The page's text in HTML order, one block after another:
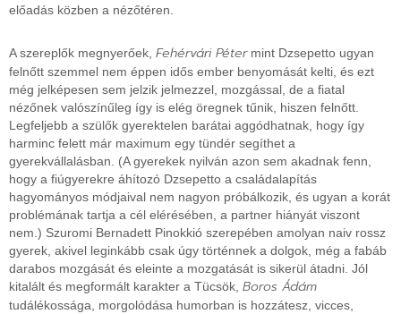
előadás közben a nézőtéren.
A szereplők megnyerőek, Fehérvári Pétermint Dzsepetto ugyan
felnőtt szemmel nem éppen idős ember benyomását kelti, és ezt
még jelképesen sem jelzik jelmezzel, mozgással, de a fiatal
nézőnek valószínűleg így is elég öregnek tűnik, hiszen felnőtt.
Legfeljebb a szülők gyerektelen barátai aggódhatnak, hogy így
harminc felett már maximum egy tündér segíthet a
gyerekvállalásban. (A gyerekek nyilván azon sem akadnak fenn,
hogy a fiúgyerekre áhítozó Dzsepetto a családalapítás
hagyományos módjaival nem nagyon próbálkozik, és ugyan a korát
problémának tartja a cél elérésében, a partner hiányát viszont
nem.) Szuromi Bernadett Pinokkió szerepében amolyan naiv rossz
gyerek, akivel leginkább csak úgy történnek a dolgok, még a fabáb
darabos mozgását és eleinte a mozgatását is sikerül átadni. Jól
kitalált és megformált karakter a Tücsök, Boros Ádám
tudálékossága, morgolódása humorban is hozzátesz, vicces,